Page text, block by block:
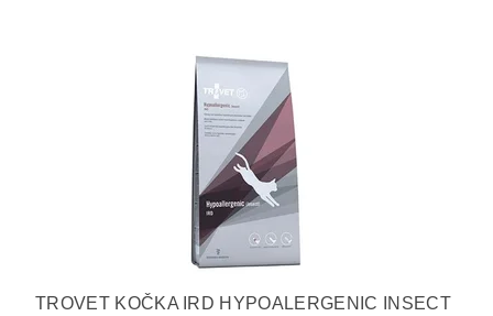
TROVET KOČKA IRD HYPOALERGENIC INSECT